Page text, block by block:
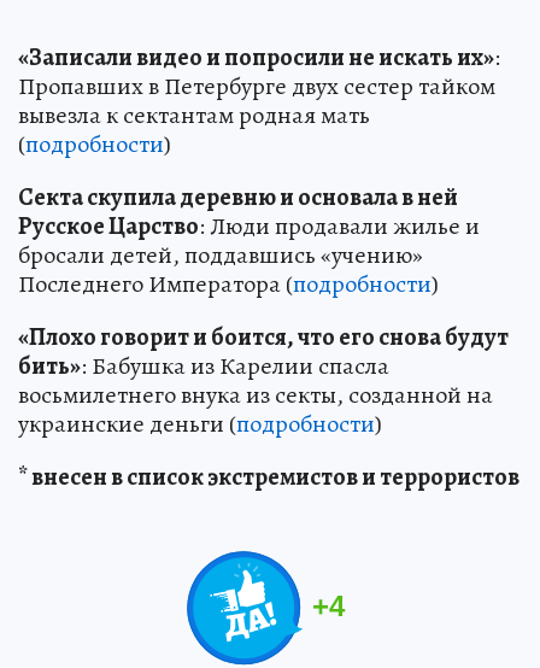
«Записали видео и попросили не искать их»:
Пропавших в Петербурге двух сестер тайком
вывезла к сектантам родная мать
(подробности)
Секта скупила деревню и основала в ней
Русское Царство: Люди продавали жилье и
бросали детей, поддавшись «учению»
Последнего Императора (подробности)
«Плохо говорит и боится, что его снова будут
бить»: Бабушка из Карелии спасла
восьмилетнего внука из секты, созданной на
украинские деньги (подробности)
* внесен в список экстремистов и террористов
+4